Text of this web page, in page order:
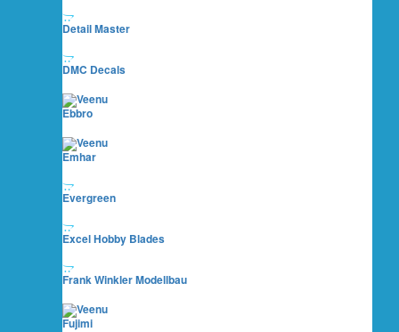
Detail Master
DMC Decals
Ebbro
Emhar
Evergreen
Excel Hobby Blades
Frank Winkler Modellbau
Fujimi